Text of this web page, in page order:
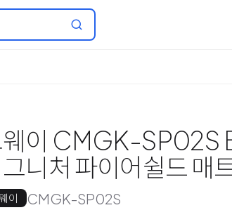
이 CMGK-SP02S
니처 파이어쉴드 매
이 CMGK-SP02S